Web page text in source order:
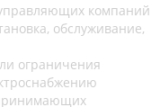
компаний
обслуживание,
ограничения